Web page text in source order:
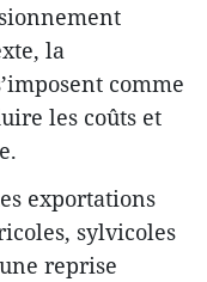
la
comme
les coûts et
exportations
sylvicoles
reprise